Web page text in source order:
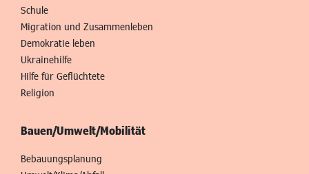
Schule
Migration und Zusammenleben
Demokratie leben
Ukrainehilfe
Hilfe für Geflüchtete
Religion
Bauen/Umwelt/Mobilität
Bebauungsplanung